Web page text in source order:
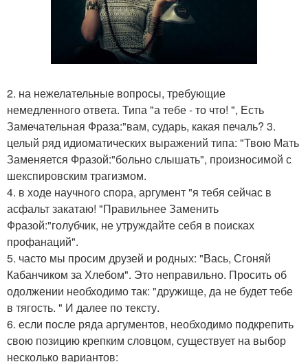
2. на нежелательные вопросы, требующие
немедленного ответа. Типа "а тебе - то что! ", Есть
Замечательная Фраза:"вам, сударь, какая печаль? 3.
целый ряд идиоматических выражений типа: "Твою Мать
Заменяется Фразой:"больно слышать", произносимой с
шекспировским трагизмом.
4. в ходе научного спора, аргумент "я тебя сейчас в
асфальт закатаю! "Правильнее Заменить
Фразой:"голубчик, не утруждайте себя в поисках
профанаций".
5. часто мы просим друзей и родных: "Вась, Сгоняй
Кабанчиком за Хлебом". Это неправильно. Просить об
одолжении необходимо так: "дружище, да не будет тебе
в тягость. " И далее по тексту.
6. если после ряда аргументов, необходимо подкрепить
свою позицию крепким словцом, существует на выбор
несколько вариантов: